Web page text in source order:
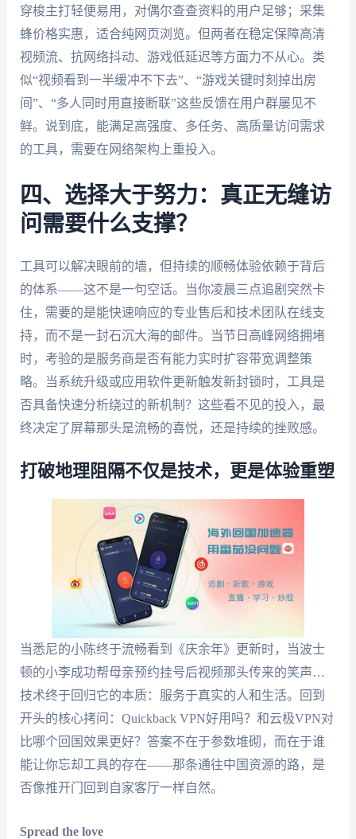
穿梭主打轻便易用，对偶尔查查资料的用户足够；采集
蜂价格实惠，适合纯网页浏览。但两者在稳定保障高清
视频流、抗网络抖动、游戏低延迟等方面力不从心。类
似“视频看到一半缓冲不下去”、“游戏关键时刻掉出房
间”、“多人同时用直接断联”这些反馈在用户群屡见不
鲜。说到底，能满足高强度、多任务、高质量访问需求
的工具，需要在网络架构上重投入。
四、选择大于努力：真正无缝访
问需要什么支撑？
工具可以解决眼前的墙，但持续的顺畅体验依赖于背后
的体系——这不是一句空话。当你凌晨三点追剧突然卡
住，需要的是能快速响应的专业售后和技术团队在线支
持，而不是一封石沉大海的邮件。当节日高峰网络拥堵
时，考验的是服务商是否有能力实时扩容带宽调整策
略。当系统升级或应用软件更新触发新封锁时，工具是
否具备快速分析绕过的新机制？这些看不见的投入，最
终决定了屏幕那头是流畅的喜悦，还是持续的挫败感。
打破地理阻隔不仅是技术，更是体验重塑
当悉尼的小陈终于流畅看到《庆余年》更新时，当波士
顿的小李成功帮母亲预约挂号后视频那头传来的笑声…
技术终于回归它的本质：服务于真实的人和生活。回到
开头的核心拷问：Quickback VPN好用吗？和云极VPN对
比哪个回国效果更好？答案不在于参数堆砌，而在于谁
能让你忘却工具的存在——那条通往中国资源的路，是
否像推开门回到自家客厅一样自然。
Spread the love